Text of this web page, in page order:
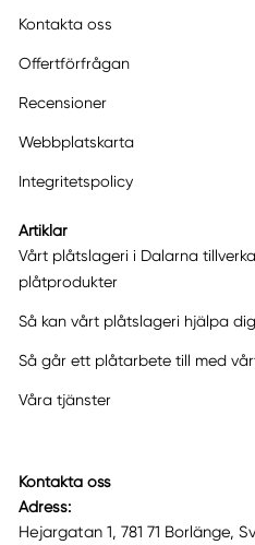
Kontakta oss
Offertförfrågan
Recensioner
Webbplatskarta
Integritetspolicy
Artiklar
Vårt plåtslageri i Dalarna
plåtprodukter
Så kan vårt plåtslageri hjälpa dig
Så går ett plåtarbete till med
Våra tjänster
Kontakta oss
Adress:
Hejargatan 1, 781 71 Borlänge,